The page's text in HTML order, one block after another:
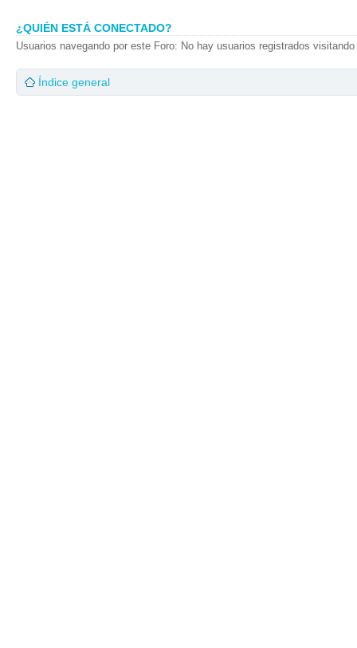
¿QUIÉN ESTÁ CONECTADO?
Usuarios navegando por este Foro: No hay usuarios registrados
Índice general